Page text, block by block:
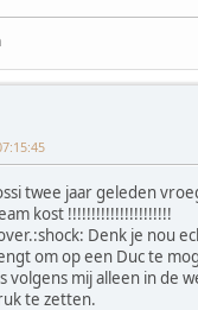
twee jaar geleden
kost !!!!!!!!!!!!!!!!!!!!!!
Denk je nou
om op een Duc te
volgens mij alleen in de
te zetten.